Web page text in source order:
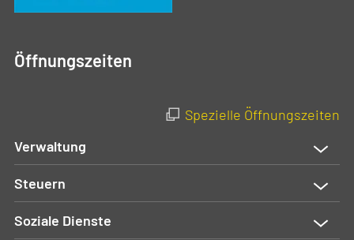
Öffnungszeiten
Spezielle Öffnungszeiten
Verwaltung
Steuern
Soziale Dienste